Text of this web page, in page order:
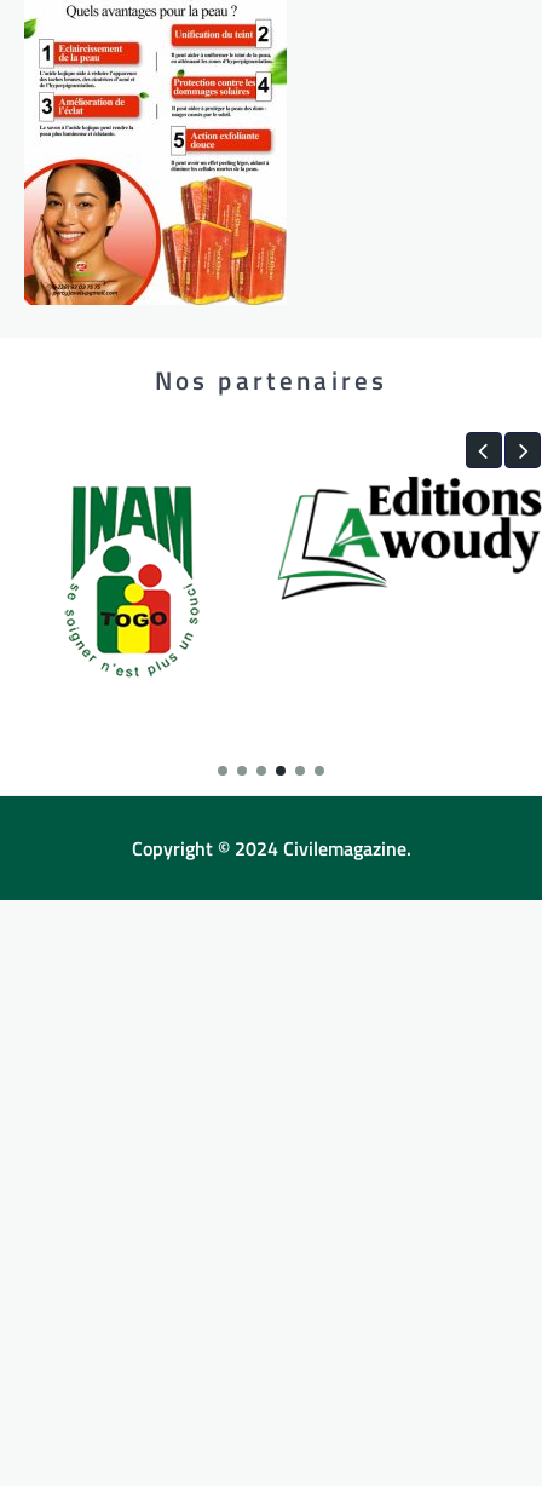
Nos partenaires
Copyright © 2024 Civilemagazine.